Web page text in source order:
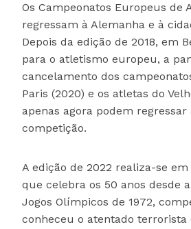
Os Campeonatos Europeus de
regressam à Alemanha e à
Depois da edição de 2018, em
para o atletismo europeu, a
cancelamento dos
Paris (2020) e os atletas do
apenas agora podem regressar
competição.
A edição de 2022 realiza-se
que celebra os 50 anos desde
Jogos Olímpicos de 1972,
conheceu o atentado